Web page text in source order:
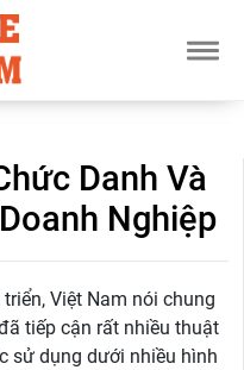
Danh Và
Nghiệp
Việt Nam nói chung
tiếp cận rất nhiều thuật
sử dụng dưới nhiều hình